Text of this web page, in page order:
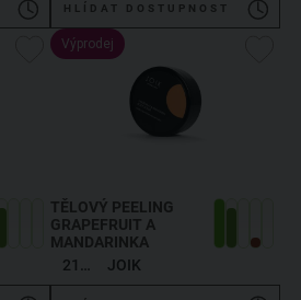
HLÍDAT DOSTUPNOST
Výprodej
TĚLOVÝ PEELING
GRAPEFRUIT A
MANDARINKA
JOIK